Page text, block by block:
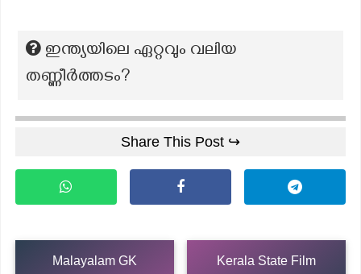
ഇന്ത്യയിലെ ഏറ്റവും വലിയ
തണ്ണീര്‍ത്തടം?
Share This Post ↪
Malayalam GK Kerala State Film